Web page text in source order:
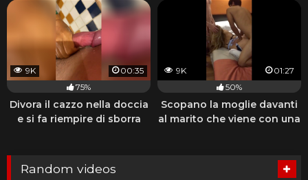
9K
00:35
75%
Divora il cazzo nella doccia
e si fa riempire di sborra
9K
01:27
50%
Scopano la moglie davanti
al marito che viene con una
Random videos